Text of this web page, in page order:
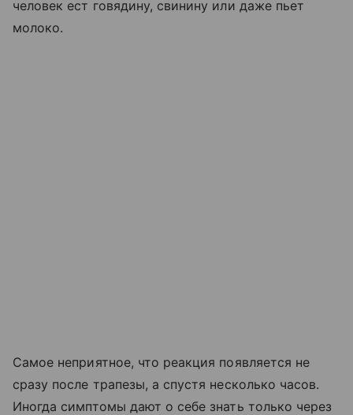
человек ест говядину, свинину или даже пьет
молоко.
Самое неприятное, что реакция появляется не
сразу после трапезы, а спустя несколько часов.
Иногда симптомы дают о себе знать только через